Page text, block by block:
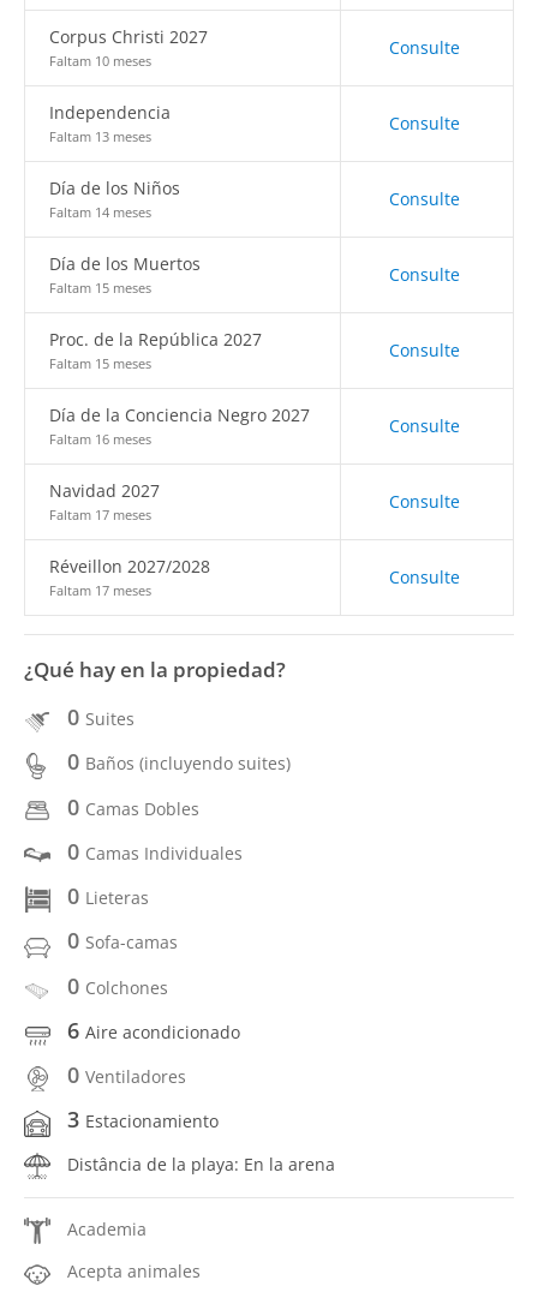
Corpus Christi 2027
Faltam 10 meses
Consulte
Independencia
Faltam 13 meses
Consulte
Día de los Niños
Faltam 14 meses
Consulte
Día de los Muertos
Faltam 15 meses
Consulte
Proc. de la República 2027
Faltam 15 meses
Consulte
Día de la Conciencia Negro 2027
Faltam 16 meses
Consulte
Navidad 2027
Faltam 17 meses
Consulte
Réveillon 2027/2028
Faltam 17 meses
Consulte
¿Qué hay en la propiedad?
0 Suites
0 Baños (incluyendo suites)
0 Camas Dobles
0 Camas Individuales
0 Lieteras
0 Sofa-camas
0 Colchones
6 Aire acondicionado
0 Ventiladores
3 Estacionamiento
Distância de la playa: En la arena
Academia
Acepta animales